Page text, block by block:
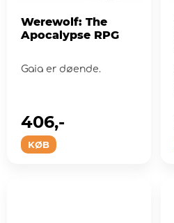
Werewolf: The
Apocalypse RPG
Gaia er døende.
KØB
406,-